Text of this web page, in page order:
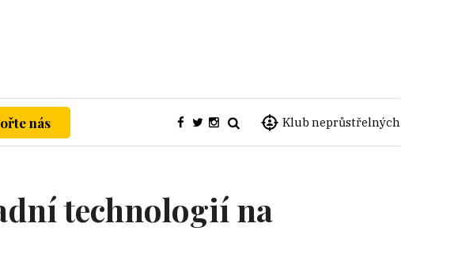
Klub neprůstřelných
nás
technologií na